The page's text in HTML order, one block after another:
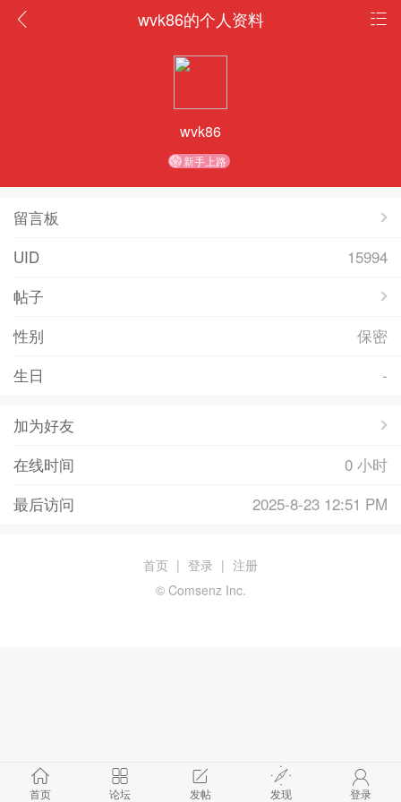
wvk86的个人资料
wvk86
新手上路
留言板
UID
15994
帖子
性别
保密
生日
-
加为好友
在线时间
0 小时
最后访问
2025-8-23 12:51 PM
首页 论坛 发帖 发现 登录
首页 | 登录 | 注册
© Comsenz Inc.